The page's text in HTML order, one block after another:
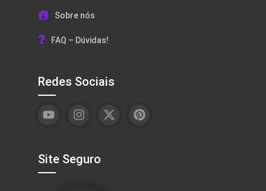
Sobre nós
FAQ – Dúvidas!
Redes Sociais
Site Seguro